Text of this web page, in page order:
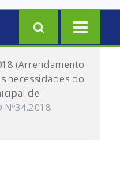
(Arrendamento
necessidades do
de
Nº34.2018